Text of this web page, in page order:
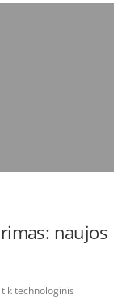
naujos
technologinis